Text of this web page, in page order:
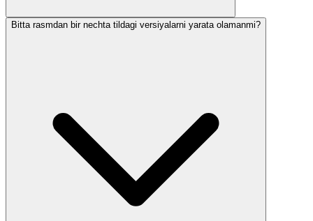
Bitta rasmdan bir nechta tildagi versiyalarni yarata olamanmi?